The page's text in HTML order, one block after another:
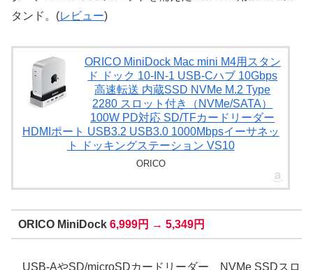
タンド。(レビュー)
ORICO MiniDock Mac mini M4用スタン
ド ドック 10-IN-1 USB-Cハブ 10Gbps
高速転送 内蔵SSD NVMe M.2 Type
2280 スロット付き（NVMe/SATA）
100W PD対応 SD/TFカードリーダー
HDMIポート USB3.2 USB3.0 1000Mbpsイーサネッ
ト ドッキングステーション VS10
ORICO
ORICO MiniDock 6,999円 → 5,349円
USB-AやSD/microSDカードリーダー、NVMe SSDスロ